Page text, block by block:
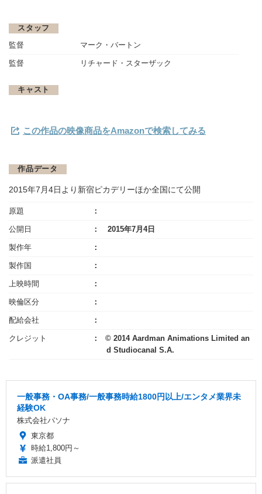
スタッフ
監督 マーク・バートン
監督 リチャード・スターザック
キャスト
この作品の映像商品をAmazonで検索してみる
作品データ
2015年7月4日より新宿ピカデリーほか全国にて公開
原題
公開日 2015年7月4日
製作年
製作国
上映時間
映倫区分
配給会社
クレジット
© 2014 Aardman Animations Limited an
d Studiocanal S.A.
一般事務・OA事務/一般事務時給1800円以上/エンタメ業界未
経験OK
株式会社パソナ
東京都
時給1,800円～
派遣社員